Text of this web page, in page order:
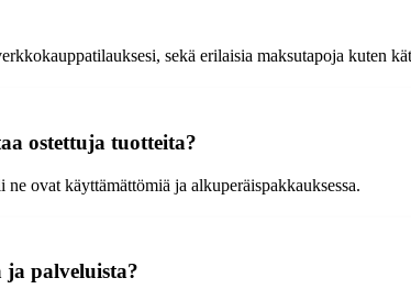
sekä erilaisia maksutapoja kuten
ostettuja tuotteita?
ovat käyttämättömiä ja alkuperäispakkauksessa.
palveluista?